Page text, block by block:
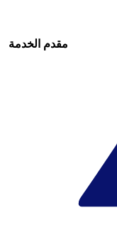
مقدم الخدمة